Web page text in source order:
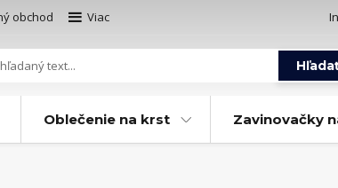
obchod Viac
Oblečenie na krst Zavinovačky